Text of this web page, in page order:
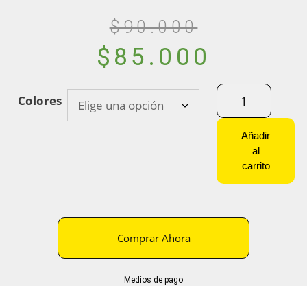
$90.000
$ 85.000
Colores
Añadir
al
carrito
Comprar Ahora
Medios de pago